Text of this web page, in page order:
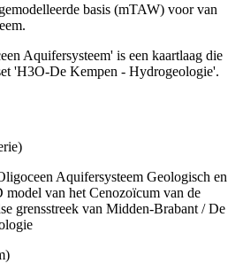
basis (mTAW) voor van
Aquifersysteem' is een kaartlaag die
'H3O-De Kempen - Hydrogeologie'.
Aquifersysteem Geologisch en
model van het Cenozoïcum van de
grensstreek van Midden-Brabant / De